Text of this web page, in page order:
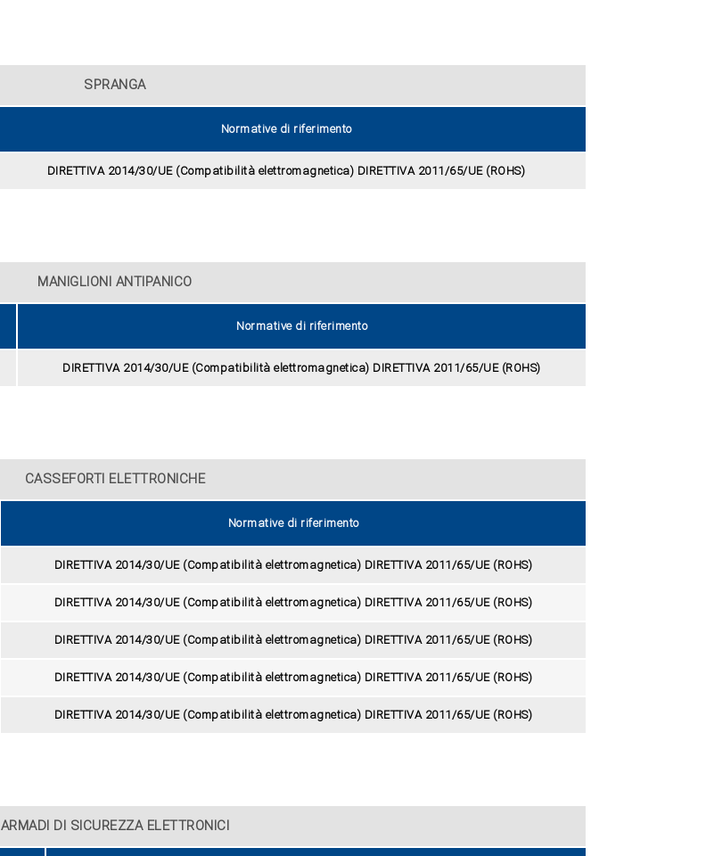
SPRANGA
Normative di riferimento
DIRETTIVA 2014/30/UE (Compatibilità elettromagnetica) DIRETTIVA 2011/65/UE (ROHS)
MANIGLIONI ANTIPANICO
Normative di riferimento
DIRETTIVA 2014/30/UE (Compatibilità elettromagnetica) DIRETTIVA 2011/65/UE (ROHS)
CASSEFORTI ELETTRONICHE
Normative di riferimento
DIRETTIVA 2014/30/UE (Compatibilità elettromagnetica) DIRETTIVA 2011/65/UE (ROHS)
DIRETTIVA 2014/30/UE (Compatibilità elettromagnetica) DIRETTIVA 2011/65/UE (ROHS)
DIRETTIVA 2014/30/UE (Compatibilità elettromagnetica) DIRETTIVA 2011/65/UE (ROHS)
DIRETTIVA 2014/30/UE (Compatibilità elettromagnetica) DIRETTIVA 2011/65/UE (ROHS)
DIRETTIVA 2014/30/UE (Compatibilità elettromagnetica) DIRETTIVA 2011/65/UE (ROHS)
ARMADI DI SICUREZZA ELETTRONICI